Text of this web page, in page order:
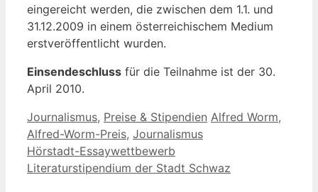
eingereicht werden, die zwischen dem 1.1. und
31.12.2009 in einem österreichischem Medium
erstveröffentlicht wurden.
Einsendeschluss für die Teilnahme ist der 30.
April 2010.
Kategorien
Journalismus, Preise & Stipendien Schlagwörter
Alfred Worm,
Alfred-Worm-Preis, Journalismus
Hörstadt-Essaywettbewerb
Literaturstipendium der Stadt Schwaz